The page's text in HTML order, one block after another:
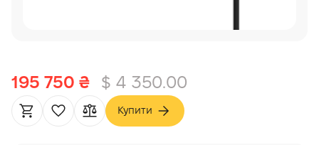
195 750 ₴ $ 4 350.00
Купити